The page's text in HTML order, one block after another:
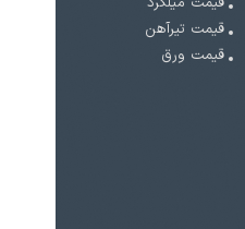
قیمت تیرآهن
قیمت ورق